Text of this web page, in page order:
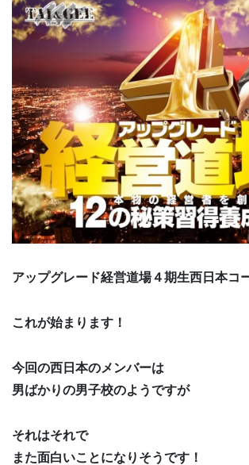
アップグレード経営道場４期生西日本コ
これが始まります！
今回の西日本のメンバーは
男ばかりの男子校のようですが
それはそれで
また面白いことになりそうです！